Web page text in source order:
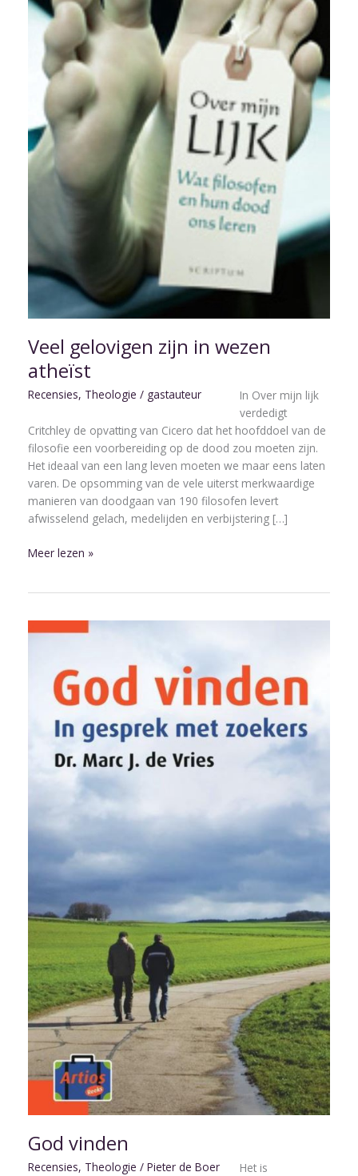
Veel gelovigen zijn in wezen
atheïst
Recensies, Theologie / gastauteur
In Over mijn lijk
verdedigt
Critchley de opvatting van Cicero dat het hoofddoel van de
filosofie een voorbereiding op de dood zou moeten zijn.
Het ideaal van een lang leven moeten we maar eens laten
varen. De opsomming van de vele uiterst merkwaardige
manieren van doodgaan van 190 filosofen levert
afwisselend gelach, medelijden en verbijstering […]
Meer lezen »
God vinden
Recensies, Theologie / Pieter de Boer
Het is
God